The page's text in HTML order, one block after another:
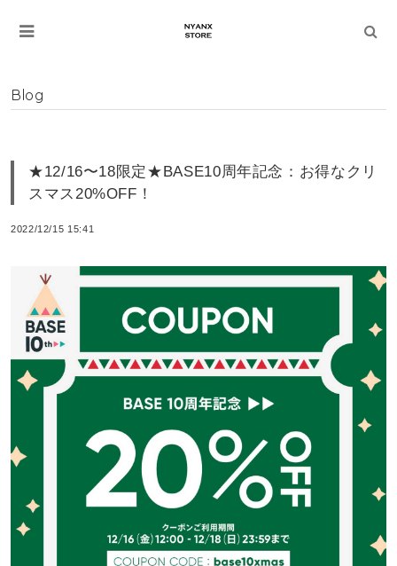
Blog
★12/16〜18限定★BASE10周年記念：お得なクリ
スマス20%OFF！
2022/12/15 15:41